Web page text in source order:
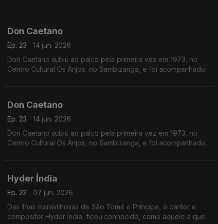
Don Caetano
Ep. 23
14 jun. 2026
Don Caetano subiu ao palco pela primeira vez em 1973, no
Centro Cultural Os Anjos, no Sambizanga, e foi acompanhado
Don Caetano
Ep. 23
14 jun. 2026
Don Caetano subiu ao palco pela primeira vez em 1973, no
Centro Cultural Os Anjos, no Sambizanga, e foi acompanhado
Hyder Índia
Ep. 22
07 jun. 2026
Das ilhas maravilhosas de São Tomé e Príncipe, o cantor e
compositor Hyder Índia, ficou conhecido, como aquele a quem